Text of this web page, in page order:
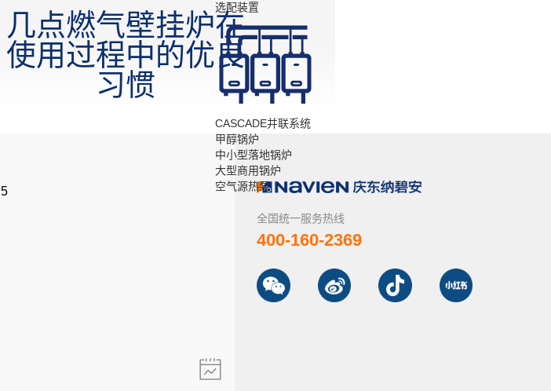
选配装置
CASCADE并联系统
甲醇锅炉
中小型落地锅炉
大型商用锅炉
空气源热泵
几点燃气壁挂炉在
使用过程中的优良
习惯
全国统一服务热线
400-160-2369